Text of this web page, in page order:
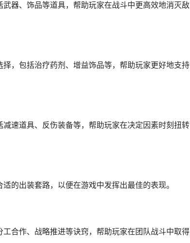
器、饰品等道具，帮助玩家在战斗中更高效地消灭敌
，包括治疗药剂、增益饰品等，帮助玩家更好地支持
速道具、反伤装备等，帮助玩家在决定因素时刻扭转
的出装套路，以便在游戏中发挥出最佳的表现。
合作、战略推进等诀窍，帮助玩家在团队战斗中取得